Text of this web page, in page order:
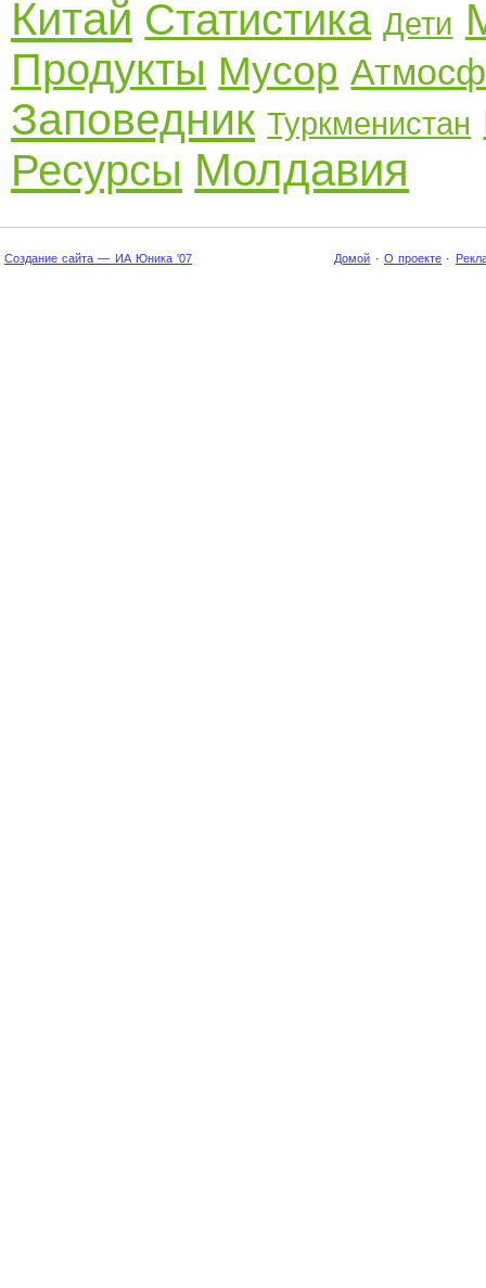
Китай Статистика Дети
Продукты Мусор
Заповедник Туркменистан
Ресурсы Молдавия
Создание сайта — ИА Юника '07 Домой · О проекте ·